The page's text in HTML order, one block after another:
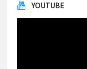
YOUTUBE